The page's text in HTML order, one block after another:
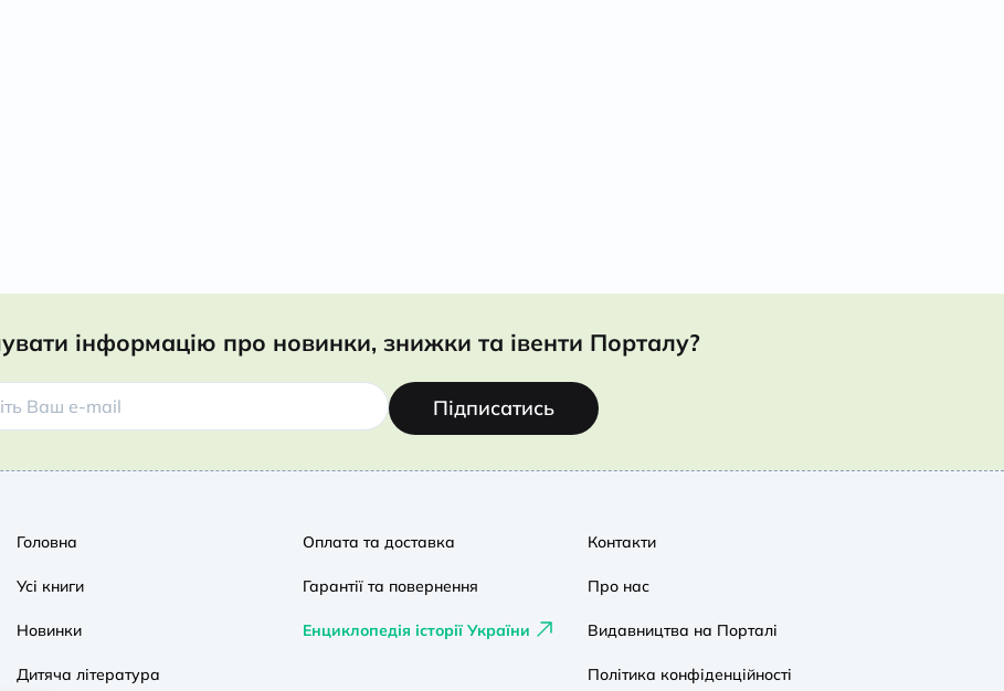
інформацію про новинки, знижки та івенти Порталу?
Підписатись
Головна
Усі книги
Новинки
Дитяча література
Оплата та доставка
Гарантії та повернення
Енциклопедія історії України
Контакти
Про нас
Видавництва на Порталі
Політика конфіденційності